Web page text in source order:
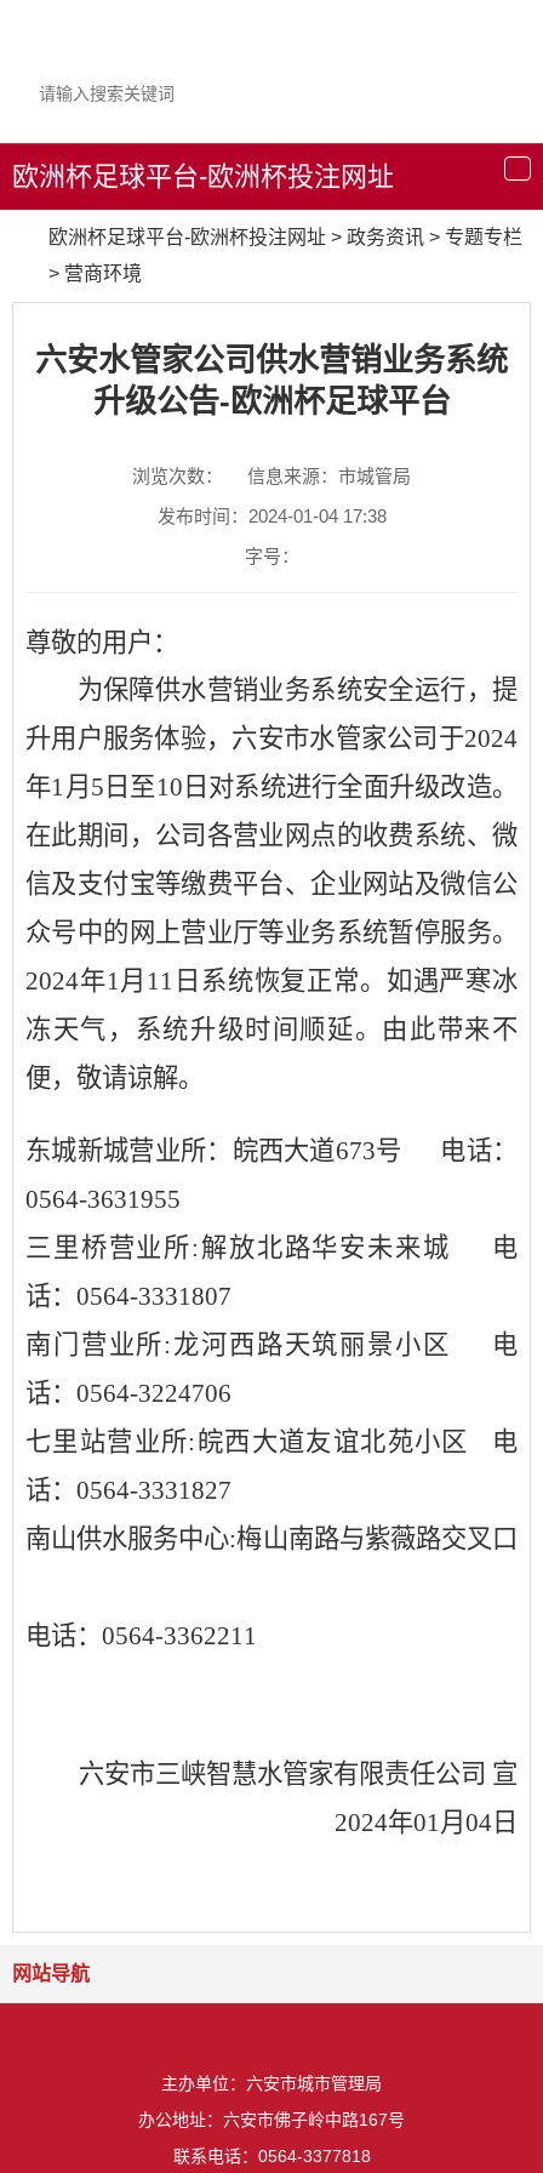
导
航
欧洲杯足球平台-欧洲杯投注网址
欧洲杯足球平台-欧洲杯投注网址 > 政务资讯 > 专题专栏
> 营商环境
六安水管家公司供水营销业务系统
升级公告-欧洲杯足球平台
浏览次数：
信息来源：市城管局
发布时间：2024-01-04 17:38
字号：
尊敬的用户：
为保障供水营销业务系统安全运行，提
升用户服务体验，六安市水管家公司于2024
年1月5日至10日对系统进行全面升级改造。
在此期间，公司各营业网点的收费系统、微
信及支付宝等缴费平台、企业网站及微信公
众号中的网上营业厅等业务系统暂停服务。
2024年1月11日系统恢复正常。如遇严寒冰
冻天气，系统升级时间顺延。由此带来不
便，敬请谅解。
东城新城营业所：皖西大道673号
电话：
0564-3631955
三里桥营业所:解放北路华安未来城
电
话： 0564-3331807
南门营业所: 龙河西路天筑丽景小区
电
话： 0564-3224706
七里站营业所: 皖西大道友谊北苑小区
电
话： 0564-3331827
南山供水服务中心:梅山南路与紫薇路交叉口
电话： 0564-3362211
六安市三峡智慧水管家有限责任公司 宣
2024年01月 04 日
网站导航
主办单位：六安市城市管理局
办公地址：六安市佛子岭中路167号
联系电话：0564-3377818